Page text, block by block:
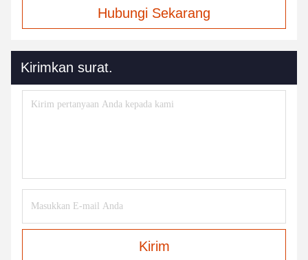
Hubungi Sekarang
Kirimkan surat.
Kirim